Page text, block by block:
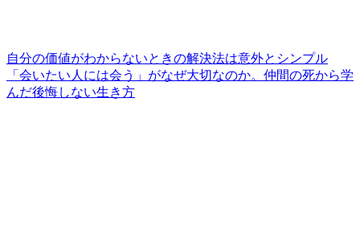
自分の価値がわからないときの解決法は意外とシンプル
「会いたい人には会う」がなぜ大切なのか。仲間の死から学
んだ後悔しない生き方